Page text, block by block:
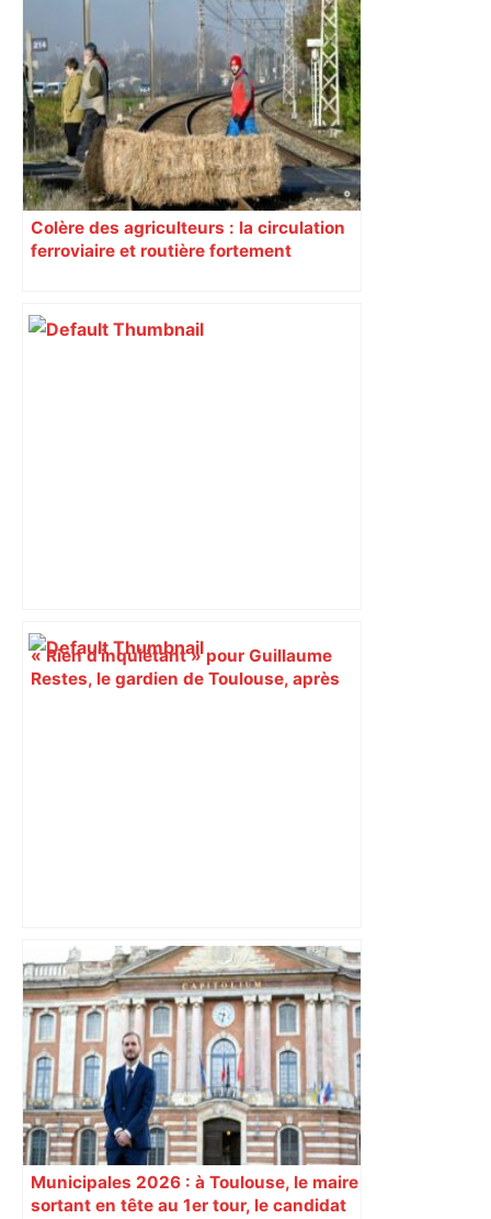
Colère des agriculteurs : la circulation
ferroviaire et routière fortement
« Rien d'inquiétant » pour Guillaume
Restes, le gardien de Toulouse, après
Alliance PS/LFI à Toulouse : Marc
Sztulman claque la porte – RMC
Municipales 2026 : à Toulouse, le maire
sortant en tête au 1er tour, le candidat